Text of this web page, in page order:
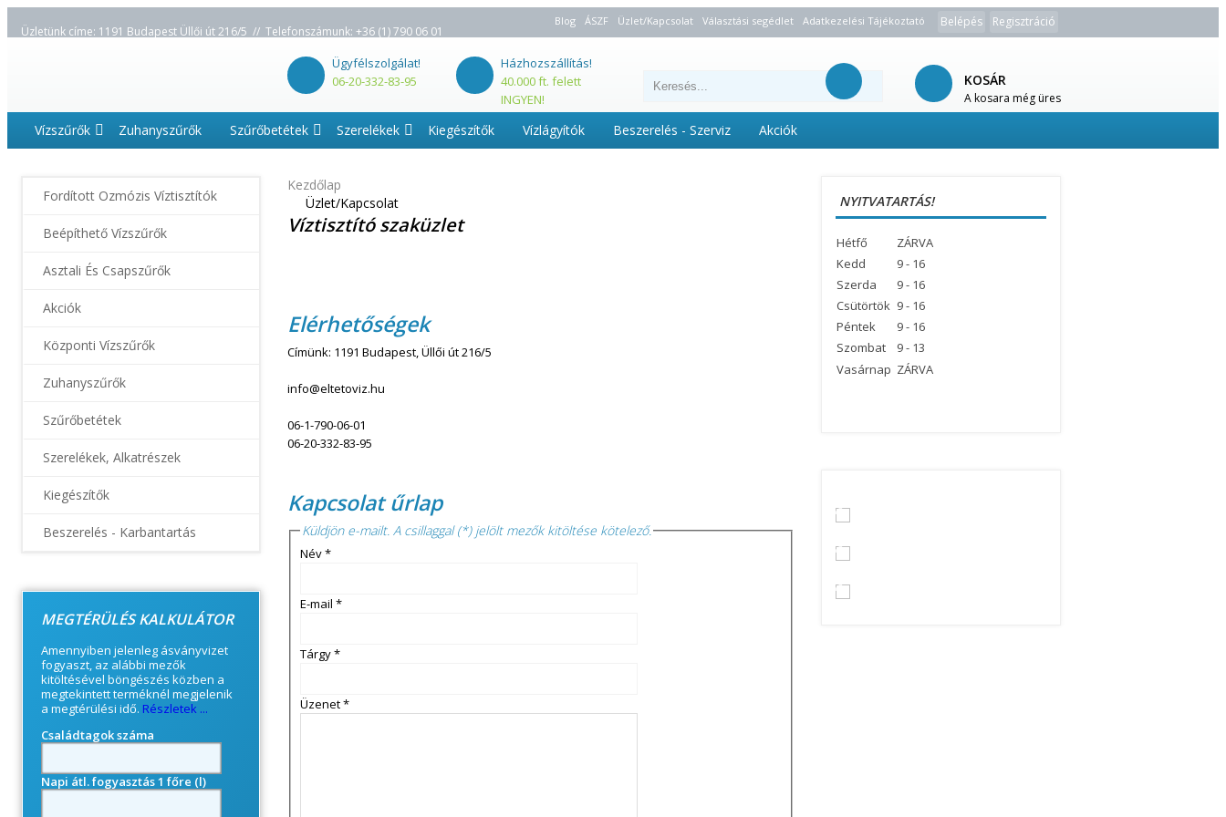
Üzletünk címe: 1191 Budapest Üllői út 216/5 // Telefonszámunk: +36 (1) 790 06 01
Blog ÁSZF Üzlet/Kapcsolat Választási segédlet Adatkezelési Tájékoztató Belépés Regisztráció
Ügyfélszolgálat!
06-20-332-83-95
Házhozszállítás!
40.000 ft. felett
INGYEN!
KOSÁR
A kosara még üres
Vízszűrők Zuhanyszűrők Szűrőbetétek Szerelékek Kiegészítők Vízlágyítók Beszerelés - Szerviz Akciók
Fordított Ozmózis Víztisztítók
Beépíthető Vízszűrők
Asztali És Csapszűrők
Akciók
Központi Vízszűrők
Zuhanyszűrők
Szűrőbetétek
Szerelékek, Alkatrészek
Kiegészítők
Beszerelés - Karbantartás
MEGTÉRÜLÉS KALKULÁTOR
Amennyiben jelenleg ásványvizet
fogyaszt, az alábbi mezők
kitöltésével böngészés közben a
megtekintett terméknél megjelenik
a megtérülési idő. Részletek ...
Családtagok száma
Napi átl. fogyasztás 1 főre (l)
Kezdőlap
Üzlet/Kapcsolat
Víztisztító szaküzlet
Elérhetőségek
Címünk: 1191 Budapest, Üllői út 216/5
info@eltetoviz.hu
06-1-790-06-01
06-20-332-83-95
Kapcsolat űrlap
Küldjön e-mailt. A csillaggal (*) jelölt mezők kitöltése kötelező.
Név*
E-mail *
Tárgy*
Üzenet*
NYITVATARTÁS!
Hétfő
ZÁRVA
Kedd
9 - 16
Szerda
9 - 16
Csütörtök 9 - 16
Péntek
9 - 16
Szombat
9 - 13
Vasárnap ZÁRVA